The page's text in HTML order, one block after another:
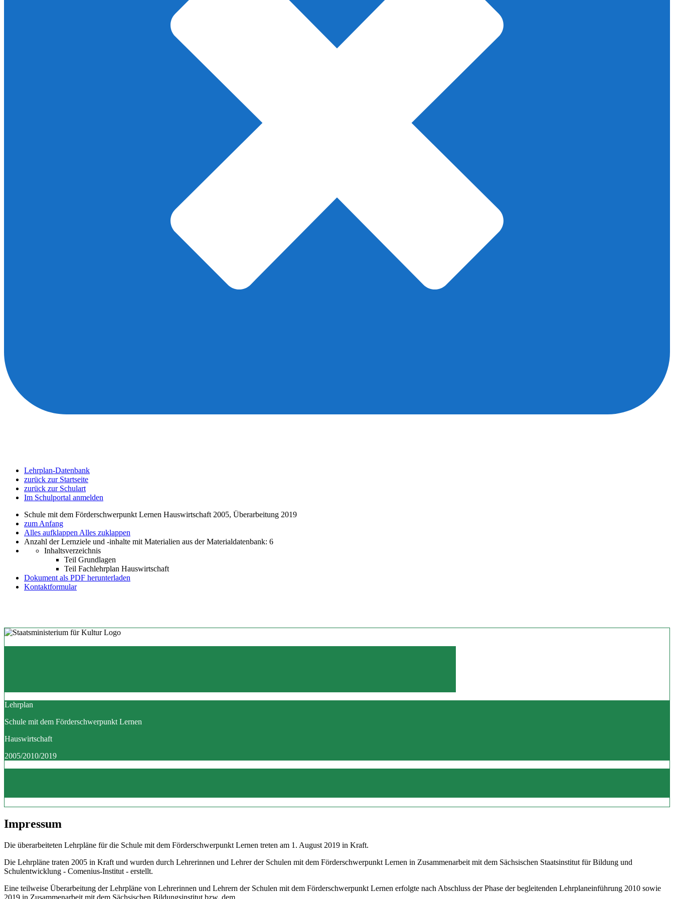
Lehrplan-Datenbank
zurück zur Startseite
zurück zur Schulart
Im Schulportal anmelden
Schule mit dem Förderschwerpunkt Lernen Hauswirtschaft 2005, Überarbeitung 2019
zum Anfang
Alles aufklappen Alles zuklappen
Anzahl der Lernziele und -inhalte mit Materialien aus der Materialdatenbank: 6
Inhaltsverzeichnis
Teil Grundlagen
Teil Fachlehrplan Hauswirtschaft
Dokument als PDF herunterladen
Kontaktformular
Lehrplan
Schule mit dem Förderschwerpunkt Lernen
Hauswirtschaft
2005/2010/2019
Impressum
Die überarbeiteten Lehrpläne für die Schule mit dem Förderschwerpunkt Lernen treten am 1. August 2019 in Kraft.
Die Lehrpläne traten 2005 in Kraft und wurden durch Lehrerinnen und Lehrer der Schulen mit dem Förderschwerpunkt Lernen in Zusammenarbeit mit dem Sächsischen Staatsinstitut für Bildung und
Schulentwicklung - Comenius-Institut - erstellt.
Eine teilweise Überarbeitung der Lehrpläne von Lehrerinnen und Lehrern der Schulen mit dem Förderschwerpunkt Lernen erfolgte nach Abschluss der Phase der begleitenden Lehrplaneinführung 2010 sowie
2019 in Zusammenarbeit mit dem Sächsischen Bildungsinstitut bzw. dem